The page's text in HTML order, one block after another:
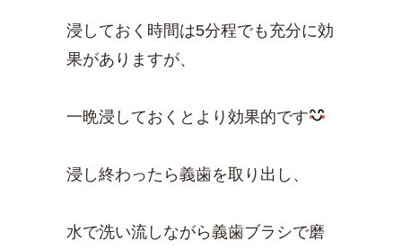
浸しておく時間は5分程でも充分に効
果がありますが、
一晩浸しておくとより効果的です
浸し終わったら義歯を取り出し、
水で洗い流しながら義歯ブラシで磨